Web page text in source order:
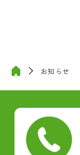
お知らせ